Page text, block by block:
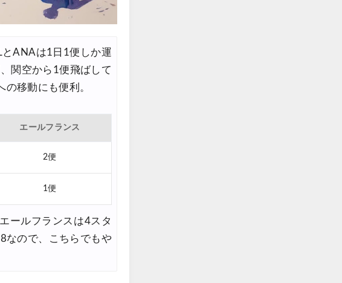
ANAは1日1便しか運
関空から1便飛ばして
移動にも便利。
エールフランス
2便
1便
ールフランスは4スタ
なので、こちらでもや